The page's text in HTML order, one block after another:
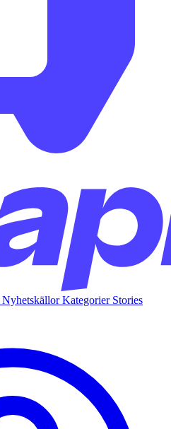
NyhetskällorKategorier Stories